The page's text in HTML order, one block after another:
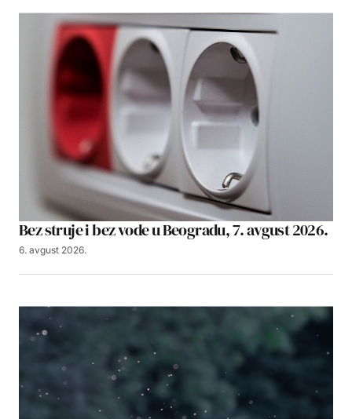
Bez struje i bez vode u Beogradu, 7. avgust 2026.
6. avgust 2026.